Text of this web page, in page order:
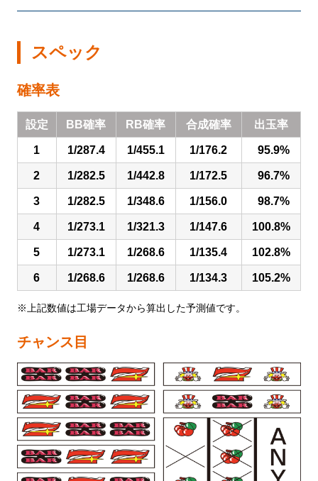
スペック
確率表
設定 BB確率 RB確率 合成確率 出玉率
1 1/287.4 1/455.1 1/176.2 95.9%
2 1/282.5 1/442.8 1/172.5 96.7%
3 1/282.5 1/348.6 1/156.0 98.7%
4 1/273.1 1/321.3 1/147.6 100.8%
5 1/273.1 1/268.6 1/135.4 102.8%
6 1/268.6 1/268.6 1/134.3 105.2%
※上記数値は工場データから算出した予測値です。
チャンス目